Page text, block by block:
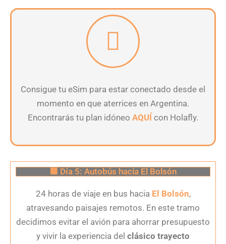
Consigue tu eSim para estar conectado desde el
momento en que aterrices en Argentina.
Encontrarás tu plan idóneo AQUÍ con Holafly.
🟩 Día 5: Autobús hacia El Bolsón
24 horas de viaje en bus hacia El Bolsón,
atravesando paisajes remotos. En este tramo
decidimos evitar el avión para ahorrar presupuesto
y vivir la experiencia del clásico trayecto